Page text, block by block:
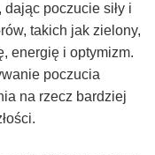
poczucie siły i
takich jak zielony,
energię i optymizm.
poczucia
na rzecz bardziej